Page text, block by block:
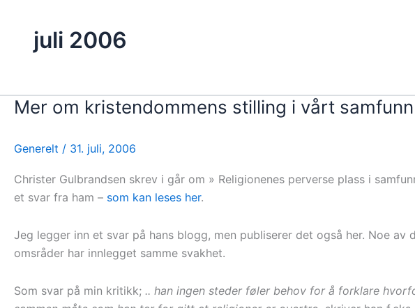
juli 2006
Mer om kristendommens stilling i vårt samfunn
Generelt / 31. juli, 2006
Christer Gulbrandsen skrev i går om » Religionenes perverse plass i
et svar fra ham – som kan leses her.
Jeg legger inn et svar på hans blogg, men publiserer det også her. Noe
omsråder har innlegget samme svakhet.
Som svar på min kritikk; .. han ingen steder føler behov for å forklare